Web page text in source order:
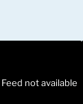
Feed not available